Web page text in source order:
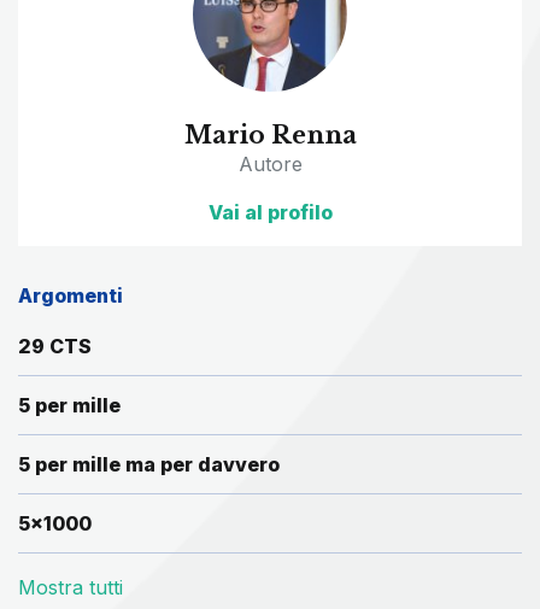
Mario Renna
Autore
Vai al profilo
Argomenti
29 CTS
5 per mille
5 per mille ma per davvero
5x1000
Mostra tutti